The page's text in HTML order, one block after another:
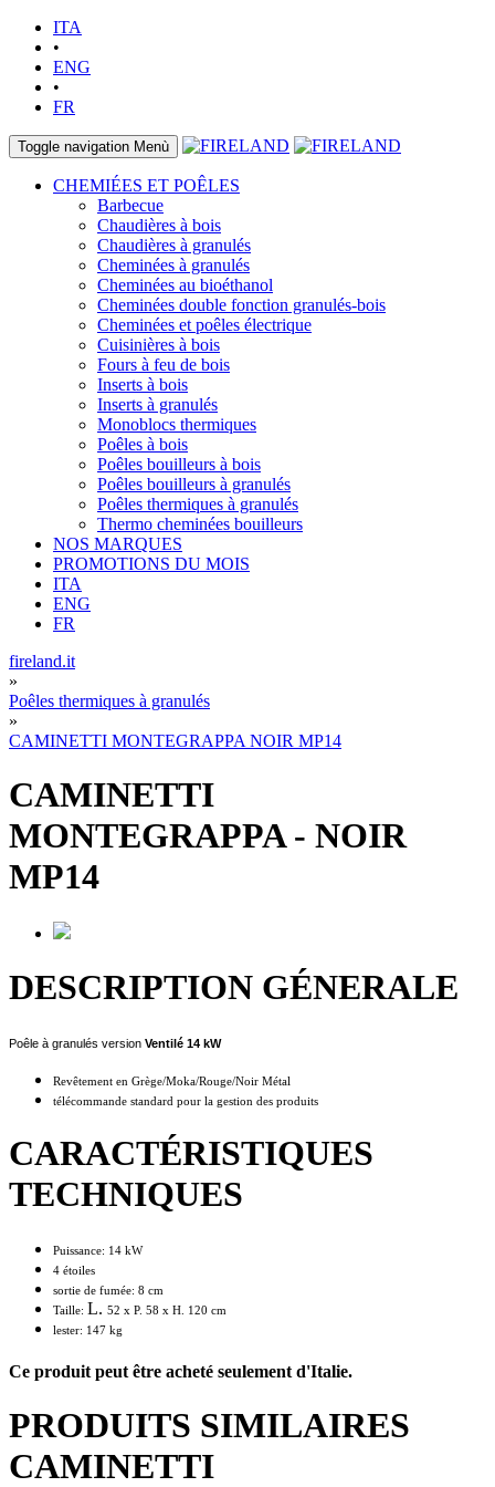
ITA
•
ENG
•
FR
Toggle navigation Menù
CHEMIÉES ET POÊLES
Barbecue
Chaudières à bois
Chaudières à granulés
Cheminées à granulés
Cheminées au bioéthanol
Cheminées double fonction granulés-bois
Cheminées et poêles électrique
Cuisinières à bois
Fours à feu de bois
Inserts à bois
Inserts à granulés
Monoblocs thermiques
Poêles à bois
Poêles bouilleurs à bois
Poêles bouilleurs à granulés
Poêles thermiques à granulés
Thermo cheminées bouilleurs
NOS MARQUES
PROMOTIONS DU MOIS
ITA
ENG
FR
fireland.it
»
Poêles thermiques à granulés
»
CAMINETTI MONTEGRAPPA NOIR MP14
CAMINETTI
MONTEGRAPPA- NOIR
MP14
DESCRIPTION GÉNERALE
Poêle à granulés version Ventilé 14 kW
Revêtement en Grège/Moka/Rouge/Noir Métal
télécommande standard pour la gestion des produits
CARACTÉRISTIQUES
TECHNIQUES
Puissance: 14 kW
4 étoiles
sortie de fumée: 8 cm
Taille: L. 52 x P. 58 x H. 120 cm
lester: 147 kg
Ce produit peut être acheté seulement d'Italie.
PRODUITS SIMILAIRES
CAMINETTI